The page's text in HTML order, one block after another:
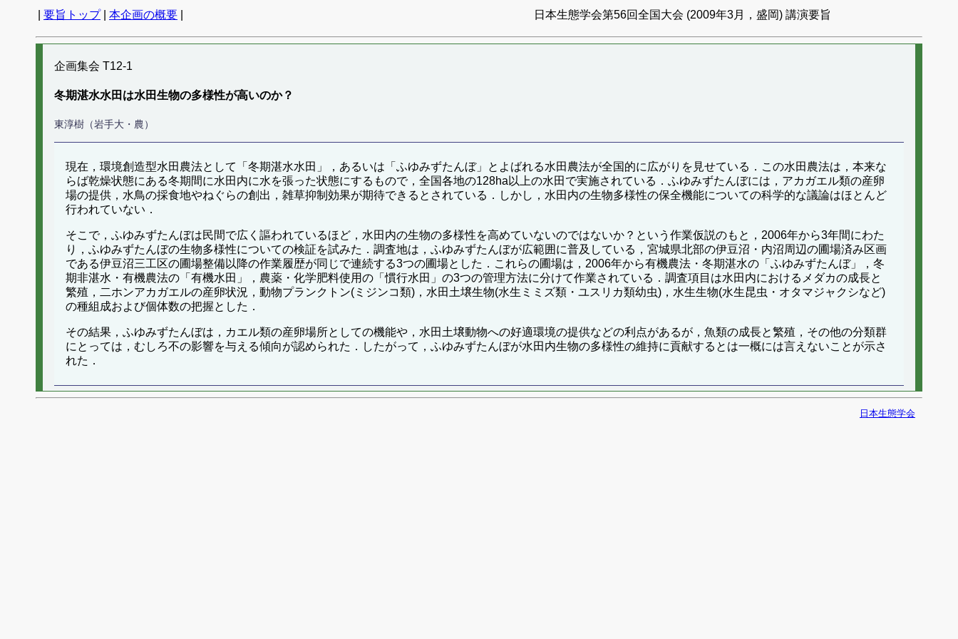
要旨トップ| 本企画の概要 日本生態学会第56回全国大会 (2009年3月，盛岡) 講演要旨
企画集会 T12-1
冬期湛水水田は水田生物の多様性が高いのか？
東淳樹（岩手大・農）
現在，環境創造型水田農法として「冬期湛水水田」，あるいは「ふゆみずたんぼ」とよばれる水田農法が全国的に広がりを見せている．この水田農法は，本来な
らば乾燥状態にある冬期間に水田内に水を張った状態にするもので，全国各地の128ha以上の水田で実施されている．ふゆみずたんぼには，アカガエル類の産卵
場の提供，水鳥の採食地やねぐらの創出，雑草抑制効果が期待できるとされている．しかし，水田内の生物多様性の保全機能についての科学的な議論はほとんど
行われていない．
そこで，ふゆみずたんぼは民間で広く謳われているほど，水田内の生物の多様性を高めていないのではないか？という作業仮説のもと，2006年から3年間にわた
り，ふゆみずたんぼの生物多様性についての検証を試みた．調査地は，ふゆみずたんぼが広範囲に普及している，宮城県北部の伊豆沼・内沼周辺の圃場済み区画
である伊豆沼三工区の圃場整備以降の作業履歴が同じで連続する3つの圃場とした．これらの圃場は，2006年から有機農法・冬期湛水の「ふゆみずたんぼ」，冬
期非湛水・有機農法の「有機水田」，農薬・化学肥料使用の「慣行水田」の3つの管理方法に分けて作業されている．調査項目は水田内におけるメダカの成長と
繁殖，二ホンアカガエルの産卵状況，動物プランクトン(ミジンコ類)，水田土壌生物(水生ミミズ類・ユスリカ類幼虫)，水生生物(水生昆虫・オタマジャクシなど)
の種組成および個体数の把握とした．
その結果，ふゆみずたんぼは，カエル類の産卵場所としての機能や，水田土壌動物への好適環境の提供などの利点があるが，魚類の成長と繁殖，その他の分類群
にとっては，むしろ不の影響を与える傾向が認められた．したがって，ふゆみずたんぼが水田内生物の多様性の維持に貢献するとは一概には言えないことが示さ
れた．
日本生態学会